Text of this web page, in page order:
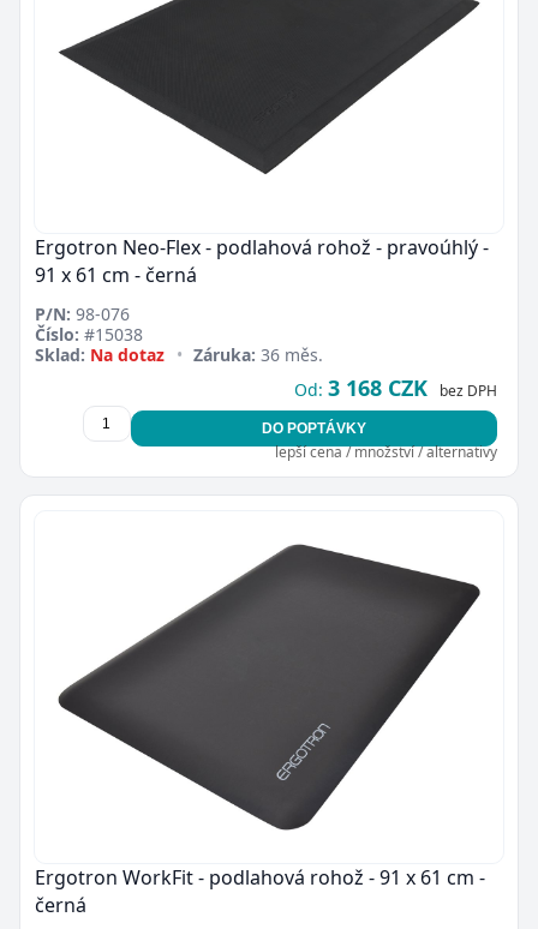
Ergotron Neo-Flex - podlahová rohož - pravoúhlý -
91 x 61 cm - černá
P/N: 98-076
Číslo: #15038
Sklad: Na dotaz • Záruka: 36 měs.
Od: 3 168 CZK bez DPH
DO POPTÁVKY
lepší cena / množství / alternativy
Ergotron WorkFit - podlahová rohož - 91 x 61 cm -
černá